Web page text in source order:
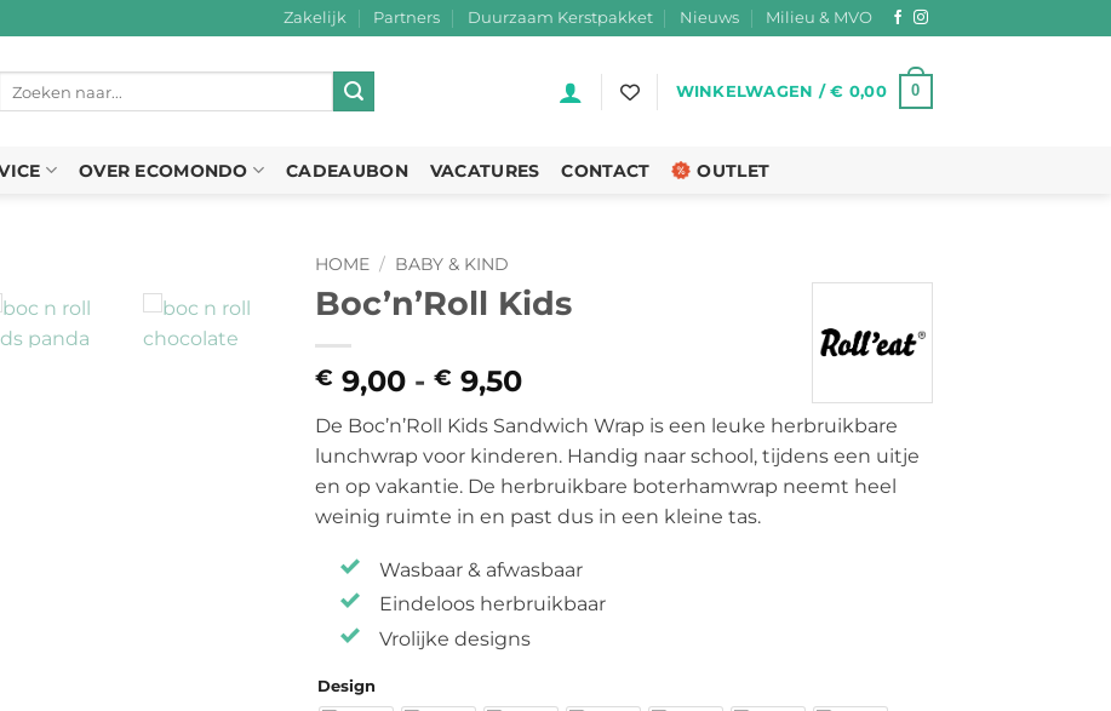
Zakelijk Partners Duurzaam Kerstpakket Nieuws Milieu & MVO
Zoeken
WINKELWAGEN /€ 0,00 0
OVER ECOMONDO CADEAUBON VACATURES CONTACT OUTLET
HOME / BABY & KIND
Boc’n’Roll Kids
€ 9,00 - € 9,50
€ 9,00
tot
€ 9,50
De Boc’n’Roll Kids Sandwich Wrap is een leuke herbruikbare
lunchwrap voor kinderen. Handig naar school, tijdens een uitje
en op vakantie. De herbruikbare boterhamwrap neemt heel
weinig ruimte in en past dus in een kleine tas.
Wasbaar & afwasbaar
Eindeloos herbruikbaar
Vrolijke designs
Design